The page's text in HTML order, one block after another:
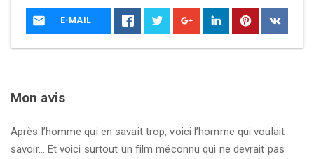
E-MAIL
Mon avis
Après l’homme qui en savait trop, voici l’homme qui voulait
savoir… Et voici surtout un film méconnu qui ne devrait pas